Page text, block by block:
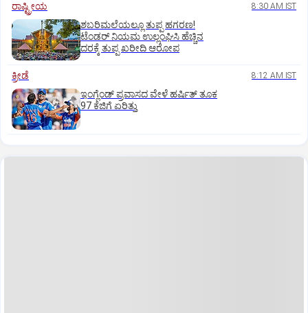
ರಾಷ್ಟ್ರೀಯ 8:30 AM IST
ಶಬರಿಮಲೆಯಲ್ಲೂ ತುಪ್ಪ ಹಗರಣ!
ಟೆಂಡರ್‌ ನಿಯಮ ಉಲ್ಲಂಘಿಸಿ ಹೆಚ್ಚಿನ
ದರಕ್ಕೆ ತುಪ್ಪ ಖರೀದಿ ಆರೋಪ
ಕ್ರೀಡೆ 8:12 AM IST
ಇಂಗ್ಲೆಂಡ್‌ ಪ್ರವಾಸದ ವೇಳೆ ಹರ್ಷಿತ್‌ ತೂಕ
97 ಕೆಜಿಗೆ ಏರಿತ್ತು